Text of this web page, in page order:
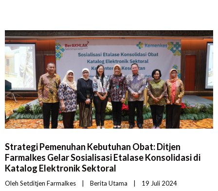
Strategi Pemenuhan Kebutuhan Obat: Ditjen
Farmalkes Gelar Sosialisasi Etalase Konsolidasi di
Katalog Elektronik Sektoral
Oleh Setditjen Farmalkes Berita Utama 19 Juli 2024